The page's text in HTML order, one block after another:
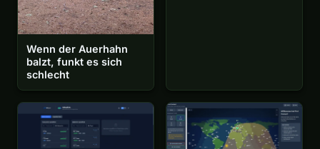
Wenn der Auerhahn
balzt, funkt es sich
schlecht